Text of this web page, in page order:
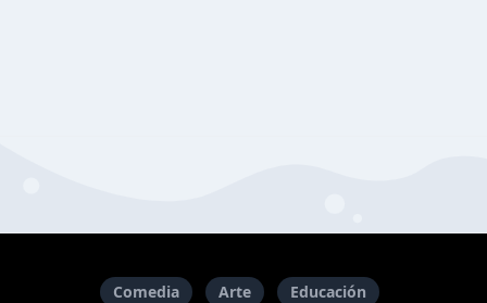
Comedia Arte
Educación